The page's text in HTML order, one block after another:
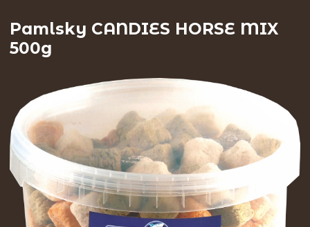
Pamlsky CANDIES HORSE MIX
500g